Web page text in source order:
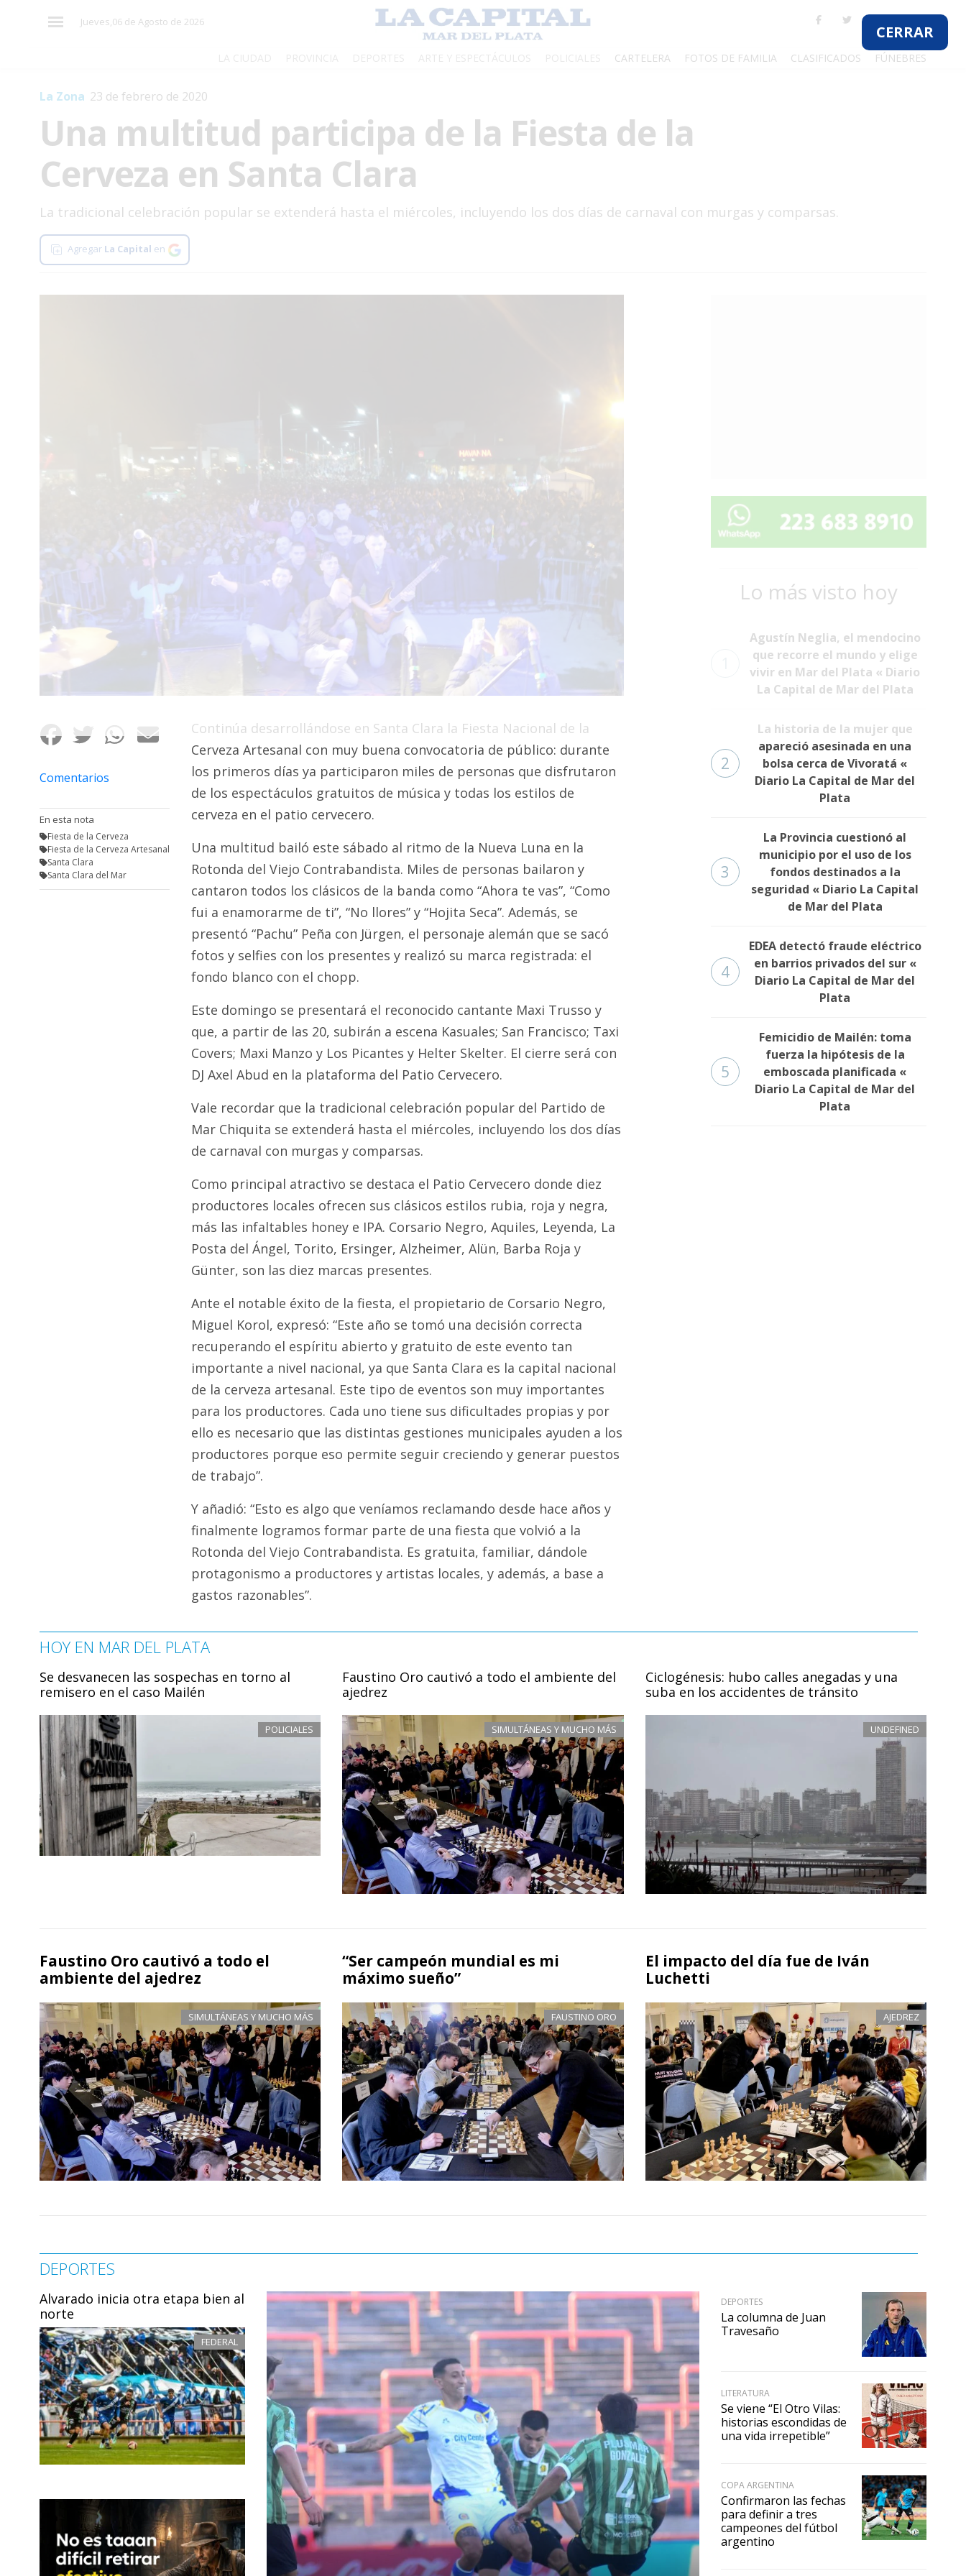
CERRAR
Jueves,06 de Agosto de 2026
CARTELERA FOTOS DE FAMILIA CLASIFICADOS FÚNEBRES
Mundo
Zona
Cultura
Tecnología
Clasificados
Fúnebres
La Zona 23 de febrero de 2020
Una multitud participa de la Fiesta de la
Cerveza en Santa Clara
La tradicional celebración popular se extenderá hasta el miércoles, incluyendo los dos días de carnaval con murgas y comparsas.
Agregar La Capital en
Comentarios
En esta nota
Fiesta de la Cerveza
Fiesta de la Cerveza Artesanal
Santa Clara
Santa Clara del Mar
Continúa desarrollándose en Santa Clara la Fiesta Nacional de la
Cerveza Artesanal con muy buena convocatoria de público: durante
los primeros días ya participaron miles de personas que disfrutaron
de los espectáculos gratuitos de música y todas los estilos de
cerveza en el patio cervecero.
Una multitud bailó este sábado al ritmo de la Nueva Luna en la
Rotonda del Viejo Contrabandista. Miles de personas bailaron y
cantaron todos los clásicos de la banda como “Ahora te vas”, “Como
fui a enamorarme de ti”, “No llores” y “Hojita Seca”. Además, se
presentó “Pachu” Peña con Jürgen, el personaje alemán que se sacó
fotos y selfies con los presentes y realizó su marca registrada: el
fondo blanco con el chopp.
Este domingo se presentará el reconocido cantante Maxi Trusso y
que, a partir de las 20, subirán a escena Kasuales; San Francisco; Taxi
Covers; Maxi Manzo y Los Picantes y Helter Skelter. El cierre será con
DJ Axel Abud en la plataforma del Patio Cervecero.
Vale recordar que la tradicional celebración popular del Partido de
Mar Chiquita se extenderá hasta el miércoles, incluyendo los dos días
de carnaval con murgas y comparsas.
Como principal atractivo se destaca el Patio Cervecero donde diez
productores locales ofrecen sus clásicos estilos rubia, roja y negra,
más las infaltables honey e IPA. Corsario Negro, Aquiles, Leyenda, La
Posta del Ángel, Torito, Ersinger, Alzheimer, Alün, Barba Roja y
Günter, son las diez marcas presentes.
Ante el notable éxito de la fiesta, el propietario de Corsario Negro,
Miguel Korol, expresó: “Este año se tomó una decisión correcta
recuperando el espíritu abierto y gratuito de este evento tan
importante a nivel nacional, ya que Santa Clara es la capital nacional
de la cerveza artesanal. Este tipo de eventos son muy importantes
para los productores. Cada uno tiene sus dificultades propias y por
ello es necesario que las distintas gestiones municipales ayuden a los
productores porque eso permite seguir creciendo y generar puestos
de trabajo”.
Y añadió: “Esto es algo que veníamos reclamando desde hace años y
finalmente logramos formar parte de una fiesta que volvió a la
Rotonda del Viejo Contrabandista. Es gratuita, familiar, dándole
protagonismo a productores y artistas locales, y además, a base a
gastos razonables”.
Lo más visto hoy
Agustín Neglia, el mendocino
que recorre el mundo y elige
vivir en Mar del Plata « Diario
La Capital de Mar del Plata
2
La historia de la mujer que
apareció asesinada en una
bolsa cerca de Vivoratá «
Diario La Capital de Mar del
Plata
3
La Provincia cuestionó al
municipio por el uso de los
fondos destinados a la
seguridad « Diario La Capital
de Mar del Plata
4
EDEA detectó fraude eléctrico
en barrios privados del sur «
Diario La Capital de Mar del
Plata
5
Femicidio de Mailén: toma
fuerza la hipótesis de la
emboscada planificada «
Diario La Capital de Mar del
Plata
HOY EN MAR DEL PLATA
Se desvanecen las sospechas en torno al
remisero en el caso Mailén
POLICIALES
Faustino Oro cautivó a todo el ambiente del
ajedrez
SIMULTÁNEAS Y MUCHO MÁS
Ciclogénesis: hubo calles anegadas y una
suba en los accidentes de tránsito
UNDEFINED
Faustino Oro cautivó a todo el
ambiente del ajedrez
SIMULTÁNEAS Y MUCHO MÁS
“Ser campeón mundial es mi
máximo sueño”
FAUSTINO ORO
El impacto del día fue de Iván
Luchetti
AJEDREZ
DEPORTES
Alvarado inicia otra etapa bien al
norte
FEDERAL
DEPORTES
La columna de Juan
Travesaño
LITERATURA
Se viene “El Otro Vilas:
historias escondidas de
una vida irrepetible”
COPA ARGENTINA
Confirmaron las fechas
para definir a tres
campeones del fútbol
argentino